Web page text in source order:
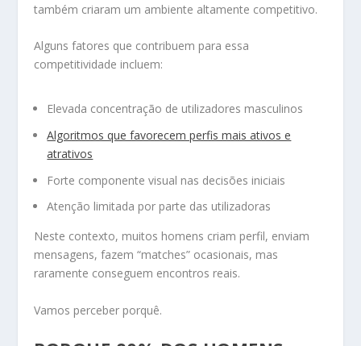
também criaram um ambiente altamente competitivo.
Alguns fatores que contribuem para essa
competitividade incluem:
Elevada concentração de utilizadores masculinos
Algoritmos que favorecem perfis mais ativos e
atrativos
Forte componente visual nas decisões iniciais
Atenção limitada por parte das utilizadoras
Neste contexto, muitos homens criam perfil, enviam
mensagens, fazem “matches” ocasionais, mas
raramente conseguem encontros reais.
Vamos perceber porquê.